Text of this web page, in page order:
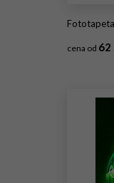
Fototapeta
cena od 62